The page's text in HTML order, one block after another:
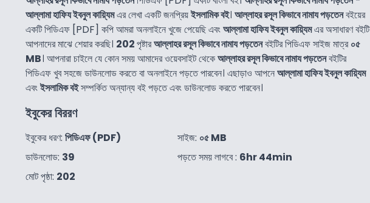
আল্লামা হাফিয ইবনুল কায়্যিমএর লেখা একটি জনপ্রিয়ইসলামিক বই। আল্লাহর রসূল কিভাবে নামায পড়তেনবইয়ের
একটি পিডিএফ [PDF] কপি আমরা অনলাইনে খুজে পেয়েছি এবংআল্লামা হাফিয ইবনুল কায়্যিমএর অসাধারণ বইটি
আপনাদের মাঝে শেয়ার করছি। 202পৃষ্টারআল্লাহর রসূল কিভাবে নামায পড়তেনবইটির পিডিএফ সাইজ মাত্র০৫
MB। আপনারা চাইলে যে কোন সময় আমাদের ওয়েবসাইট থেকেআল্লাহর রসূল কিভাবে নামায পড়তেনবইটির
পিডিএফ খুব সহজে ডাউনলোড করতে বা অনলাইনে পড়তে পারবেন। এছাড়াও আপনেআল্লামা হাফিয ইবনুল কায়্যিম
এবংইসলামিক বইসম্পর্কিত অন্যান্য বই পড়তে এবং ডাউনলোড করতে পারবেন।
ইবুকের বিররণ
ইবুকের ধরণ: পিডিএফ (PDF)
ডাউনলোড: 39
মোট পৃষ্ঠা: 202
সাইজ: ০৫ MB
পড়তে সময় লাগবে : 6hr 44min